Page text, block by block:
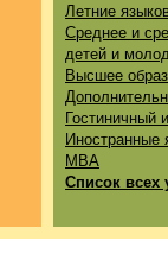
Летние
Среднее и
детей и
Высшее
Гостиничный
Иностранные
MBA
Список всех